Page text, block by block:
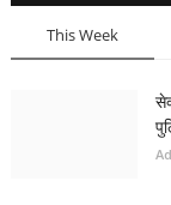
This Week